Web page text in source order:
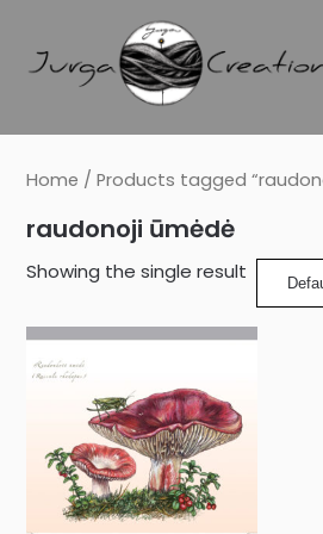
Home / Products tagged
raudonoji ūmėdė
Showing the single result